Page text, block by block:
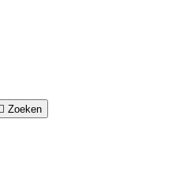
 Zoeken